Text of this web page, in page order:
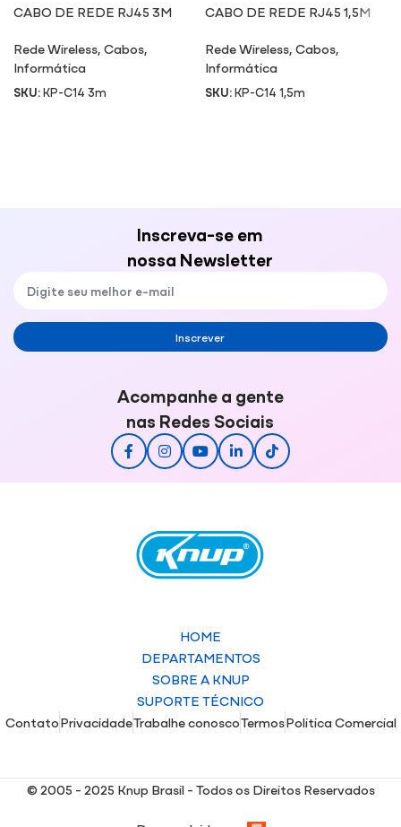
CABO DE REDE RJ45 3M
Rede Wireless,Cabos,
Informática
SKU:KP-C14 3m
CABO DE REDE RJ45 1,5M
Rede Wireless,Cabos,
Informática
SKU:KP-C14 1,5m
Inscreva-se em
nossa Newsletter
Inscrever
Acompanhe a gente
nas Redes Sociais
HOME
DEPARTAMENTOS
SOBRE A KNUP
SUPORTE TÉCNICO
ContatoPrivacidadeTrabalhe conoscoTermosPolitica Comercial
© 2005 - 2025 Knup Brasil - Todos os Direitos Reservados